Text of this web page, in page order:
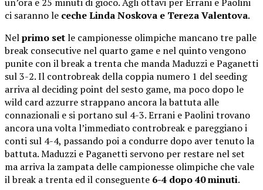
ci saranno le ceche Linda Noskova e Tereza Valentova.
Nelprimo setle campionesse olimpiche mancano tre palle
break consecutive nel quarto game e nel quinto vengono
punite con il break a trenta che manda Maduzzi e Paganetti
sul 3-2. Il controbreak della coppia numero 1 del seeding
arriva al deciding point del sesto game, ma poco dopo le
wild card azzurre strappano ancora la battuta alle
connazionali e si portano sul 4-3. Errani e Paolini trovano
ancora una volta l’immediato controbreak e pareggiano i
conti sul 4-4, passando poi a condurre dopo aver tenuto la
battuta. Maduzzi e Paganetti servono per restare nel set
ma arriva la zampata delle campionesse olimpiche che vale
il break a trenta ed il conseguente 6-4 dopo 40 minuti.